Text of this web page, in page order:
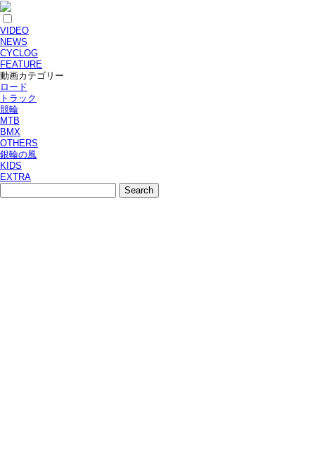
VIDEO
NEWS
CYCLOG
FEATURE
動画カテゴリー
ロード
トラック
競輪
MTB
BMX
OTHERS
銀輪の風
KIDS
EXTRA